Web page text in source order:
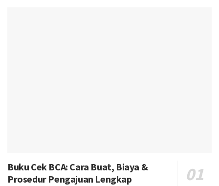
Buku Cek BCA: Cara Buat, Biaya &
Prosedur Pengajuan Lengkap